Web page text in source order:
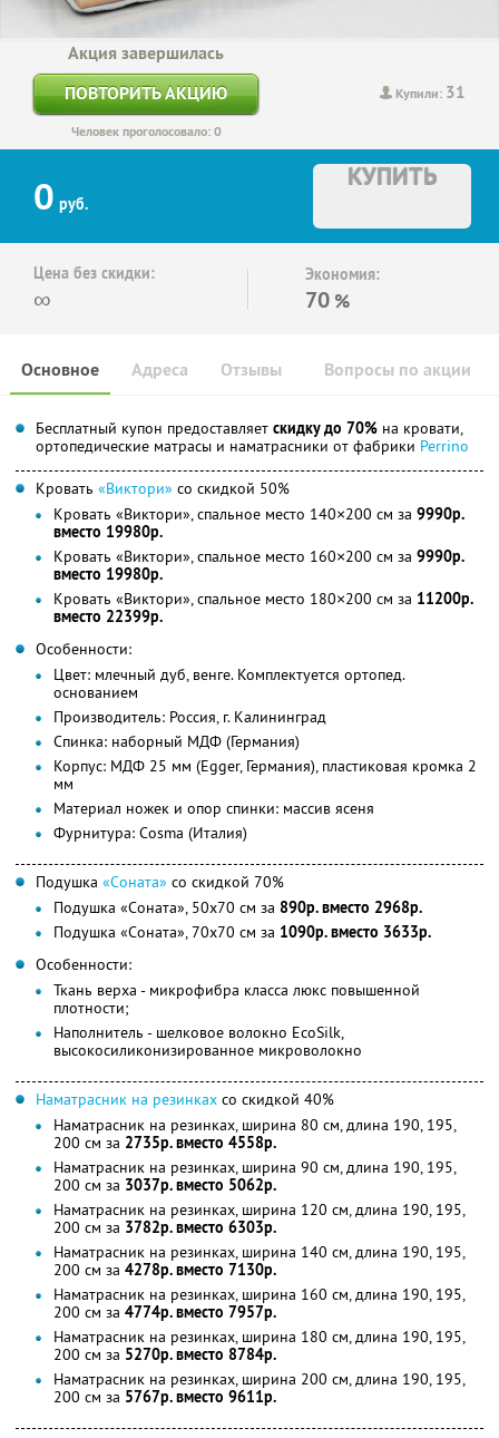
Купили: 31
Акция завершилась
ПОВТОРИТЬ АКЦИЮ
Человек проголосовало: 0
0 руб.
КУПИТЬ
Цена без скидки:
∞
Экономия:
70 %
Основное Отзывы Вопросы по акции
Адреса
Бесплатный купон предоставляет скидку до 70% на кровати,
ортопедические матрасы и наматрасники от фабрики Perrino
Кровать «Виктори» со скидкой 50%
Кровать «Виктори», спальное место 140×200 см за 9990р.
вместо 19980р.
Кровать «Виктори», спальное место 160×200 см за 9990р.
вместо 19980р.
Кровать «Виктори», спальное место 180×200 см за 11200р.
вместо 22399р.
Особенности:
Цвет: млечный дуб, венге. Комплектуется ортопед.
основанием
Производитель: Россия, г. Калининград
Спинка: наборный МДФ (Германия)
Корпус: МДФ 25 мм (Egger, Германия), пластиковая кромка 2
мм
Материал ножек и опор спинки: массив ясеня
Фурнитура: Cosma (Италия)
Подушка «Соната» со скидкой 70%
Подушка «Соната», 50х70 см за 890р. вместо 2968р.
Подушка «Соната», 70х70 см за 1090р. вместо 3633р.
Особенности:
Ткань верха - микрофибра класса люкс повышенной
плотности;
Наполнитель - шелковое волокно EcoSilk,
высокосиликонизированное микроволокно
Наматрасник на резинках со скидкой 40%
Наматрасник на резинках, ширина 80 см, длина 190, 195,
200 см за 2735р. вместо 4558р.
Наматрасник на резинках, ширина 90 см, длина 190, 195,
200 см за 3037р. вместо 5062р.
Наматрасник на резинках, ширина 120 см, длина 190, 195,
200 см за 3782р. вместо 6303р.
Наматрасник на резинках, ширина 140 см, длина 190, 195,
200 см за 4278р. вместо 7130р.
Наматрасник на резинках, ширина 160 см, длина 190, 195,
200 см за 4774р. вместо 7957р.
Наматрасник на резинках, ширина 180 см, длина 190, 195,
200 см за 5270р. вместо 8784р.
Наматрасник на резинках, ширина 200 см, длина 190, 195,
200 см за 5767р. вместо 9611р.